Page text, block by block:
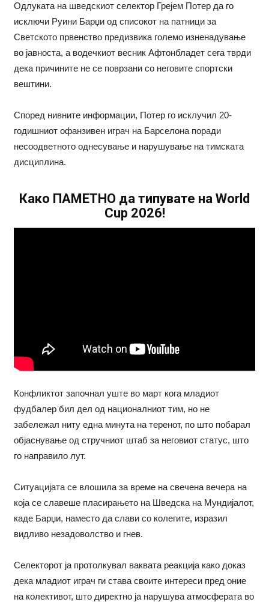
Одлуката на шведскиот селектор Грејем Потер да го
исключи Руини Барџи од списокот на патници за
Светското првенство предизвика големо изненадување
во јавноста, а водечкиот весник Афтонбладет сега тврди
дека причините не се поврзани со неговите спортски
вештини.
Според нивните информации, Потер го исклучил 20-
годишниот офанзивен играч на Барселона поради
несоодветното однесување и нарушување на тимската
дисциплина.
Како ПАМЕТНО да типувате на World
Cup 2026!
Конфликтот започнал уште во март кога младиот
фудбалер бил дел од националниот тим, но не
забележал ниту една минута на теренот, по што побарал
објаснување од стручниот штаб за неговиот статус, што
го направило лут.
Ситуацијата се влошила за време на свечена вечера на
која се славеше пласирањето на Шведска на Мундијалот,
каде Барџи, наместо да слави со колегите, изразил
видливо незадоволство и гнев.
Селекторот ја протолкувал ваквата реакција како доказ
дека младиот играч ги става своите интереси пред оние
на колективот, што директно ја нарушува атмосферата во